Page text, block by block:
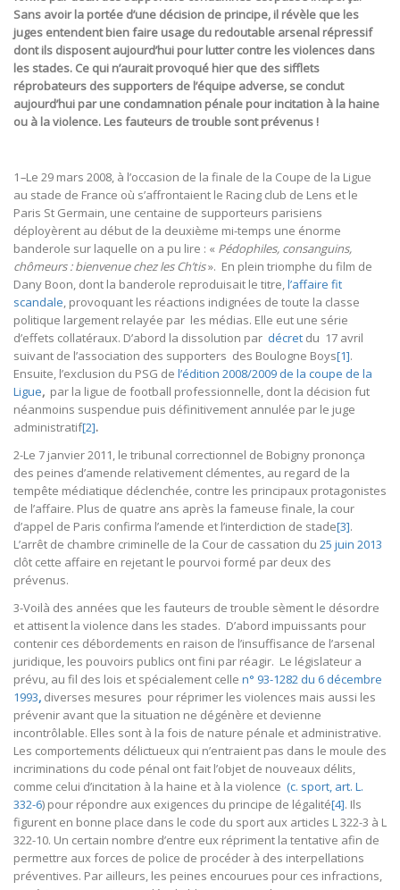
Sans avoir la portée d’une décision de principe, il révèle que les
juges entendent bien faire usage du redoutable arsenal répressif
dont ils disposent aujourd’hui pour lutter contre les violences dans
les stades. Ce qui n’aurait provoqué hier que des sifflets
réprobateurs des supporters de l’équipe adverse, se conclut
aujourd’hui par une condamnation pénale pour incitation à la haine
ou à la violence. Les fauteurs de trouble sont prévenus !
1–Le 29 mars 2008, à l’occasion de la finale de la Coupe de la Ligue
au stade de France où s’affrontaient le Racing club de Lens et le
Paris St Germain, une centaine de supporteurs parisiens
déployèrent au début de la deuxième mi-temps une énorme
banderole sur laquelle on a pu lire : « Pédophiles, consanguins,
chômeurs : bienvenue chez les Ch’tis». En plein triomphe du film de
Dany Boon, dont la banderole reproduisait le titre,l’affaire fit
scandale, provoquant les réactions indignées de toute la classe
politique largement relayée par les médias. Elle eut une série
d’effets collatéraux. D’abord la dissolution par décret du 17 avril
suivant de l’association des supporters des Boulogne Boys[1].
Ensuite, l’exclusion du PSG de l’édition 2008/2009 de la coupe de la
Ligue, par la ligue de football professionnelle, dont la décision fut
néanmoins suspendue puis définitivement annulée par le juge
administratif[2].
2-Le 7 janvier 2011, le tribunal correctionnel de Bobigny prononça
des peines d’amende relativement clémentes, au regard de la
tempête médiatique déclenchée, contre les principaux protagonistes
de l’affaire. Plus de quatre ans après la fameuse finale, la cour
d’appel de Paris confirma l’amende et l’interdiction de stade[3].
L’arrêt de chambre criminelle de la Cour de cassation du 25 juin 2013
clôt cette affaire en rejetant le pourvoi formé par deux des
prévenus.
3-Voilà des années que les fauteurs de trouble sèment le désordre
et attisent la violence dans les stades. D’abord impuissants pour
contenir ces débordements en raison de l’insuffisance de l’arsenal
juridique, les pouvoirs publics ont fini par réagir. Le législateur a
prévu, au fil des lois et spécialement celle n° 93-1282 du 6 décembre
1993, diverses mesures pour réprimer les violences mais aussi les
prévenir avant que la situation ne dégénère et devienne
incontrôlable. Elles sont à la fois de nature pénale et administrative.
Les comportements délictueux qui n’entraient pas dans le moule des
incriminations du code pénal ont fait l’objet de nouveaux délits,
comme celui d’incitation à la haine et à la violence (c. sport, art. L.
332-6) pour répondre aux exigences du principe de légalité[4]. Ils
figurent en bonne place dans le code du sport aux articles L 322-3 à L
322-10. Un certain nombre d’entre eux répriment la tentative afin de
permettre aux forces de police de procéder à des interpellations
préventives. Par ailleurs, les peines encourues pour ces infractions,